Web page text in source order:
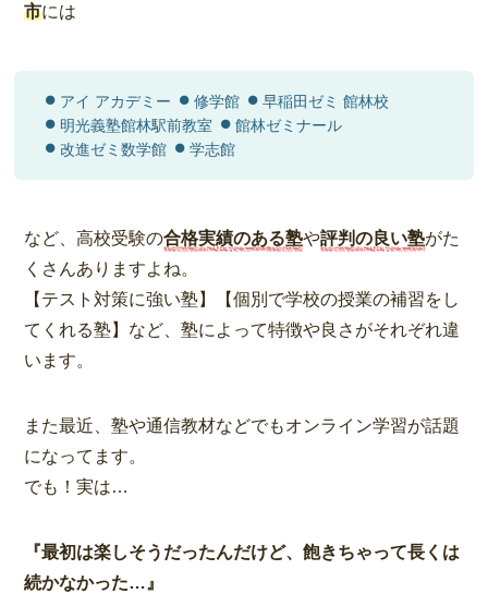
市には
アイ アカデミー 修学館
早稲田ゼミ 館林校
明光義塾館林駅前教室
館林ゼミナール
改進ゼミ数学館
学志館
など、高校受験の合格実績のある塾や評判の良い塾がた
くさんありますよね。
【テスト対策に強い塾】【個別で学校の授業の補習をし
てくれる塾】など、塾によって特徴や良さがそれぞれ違
います。
また最近、塾や通信教材などでもオンライン学習が話題
になってます。
でも！実は…
『最初は楽しそうだったんだけど、飽きちゃって長くは
続かなかった…』